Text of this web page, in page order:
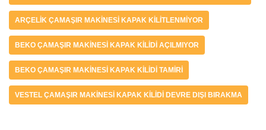
ARÇELIK ÇAMAŞIR MAKINESI KAPAK KILITLENMIYOR
BEKO ÇAMAŞIR MAKINESI KAPAK KILIDI AÇILMIYOR
BEKO ÇAMAŞIR MAKINESI KAPAK KILIDI TAMIRI
VESTEL ÇAMAŞIR MAKINESI KAPAK KILIDI DEVRE DIŞI BIRAKMA